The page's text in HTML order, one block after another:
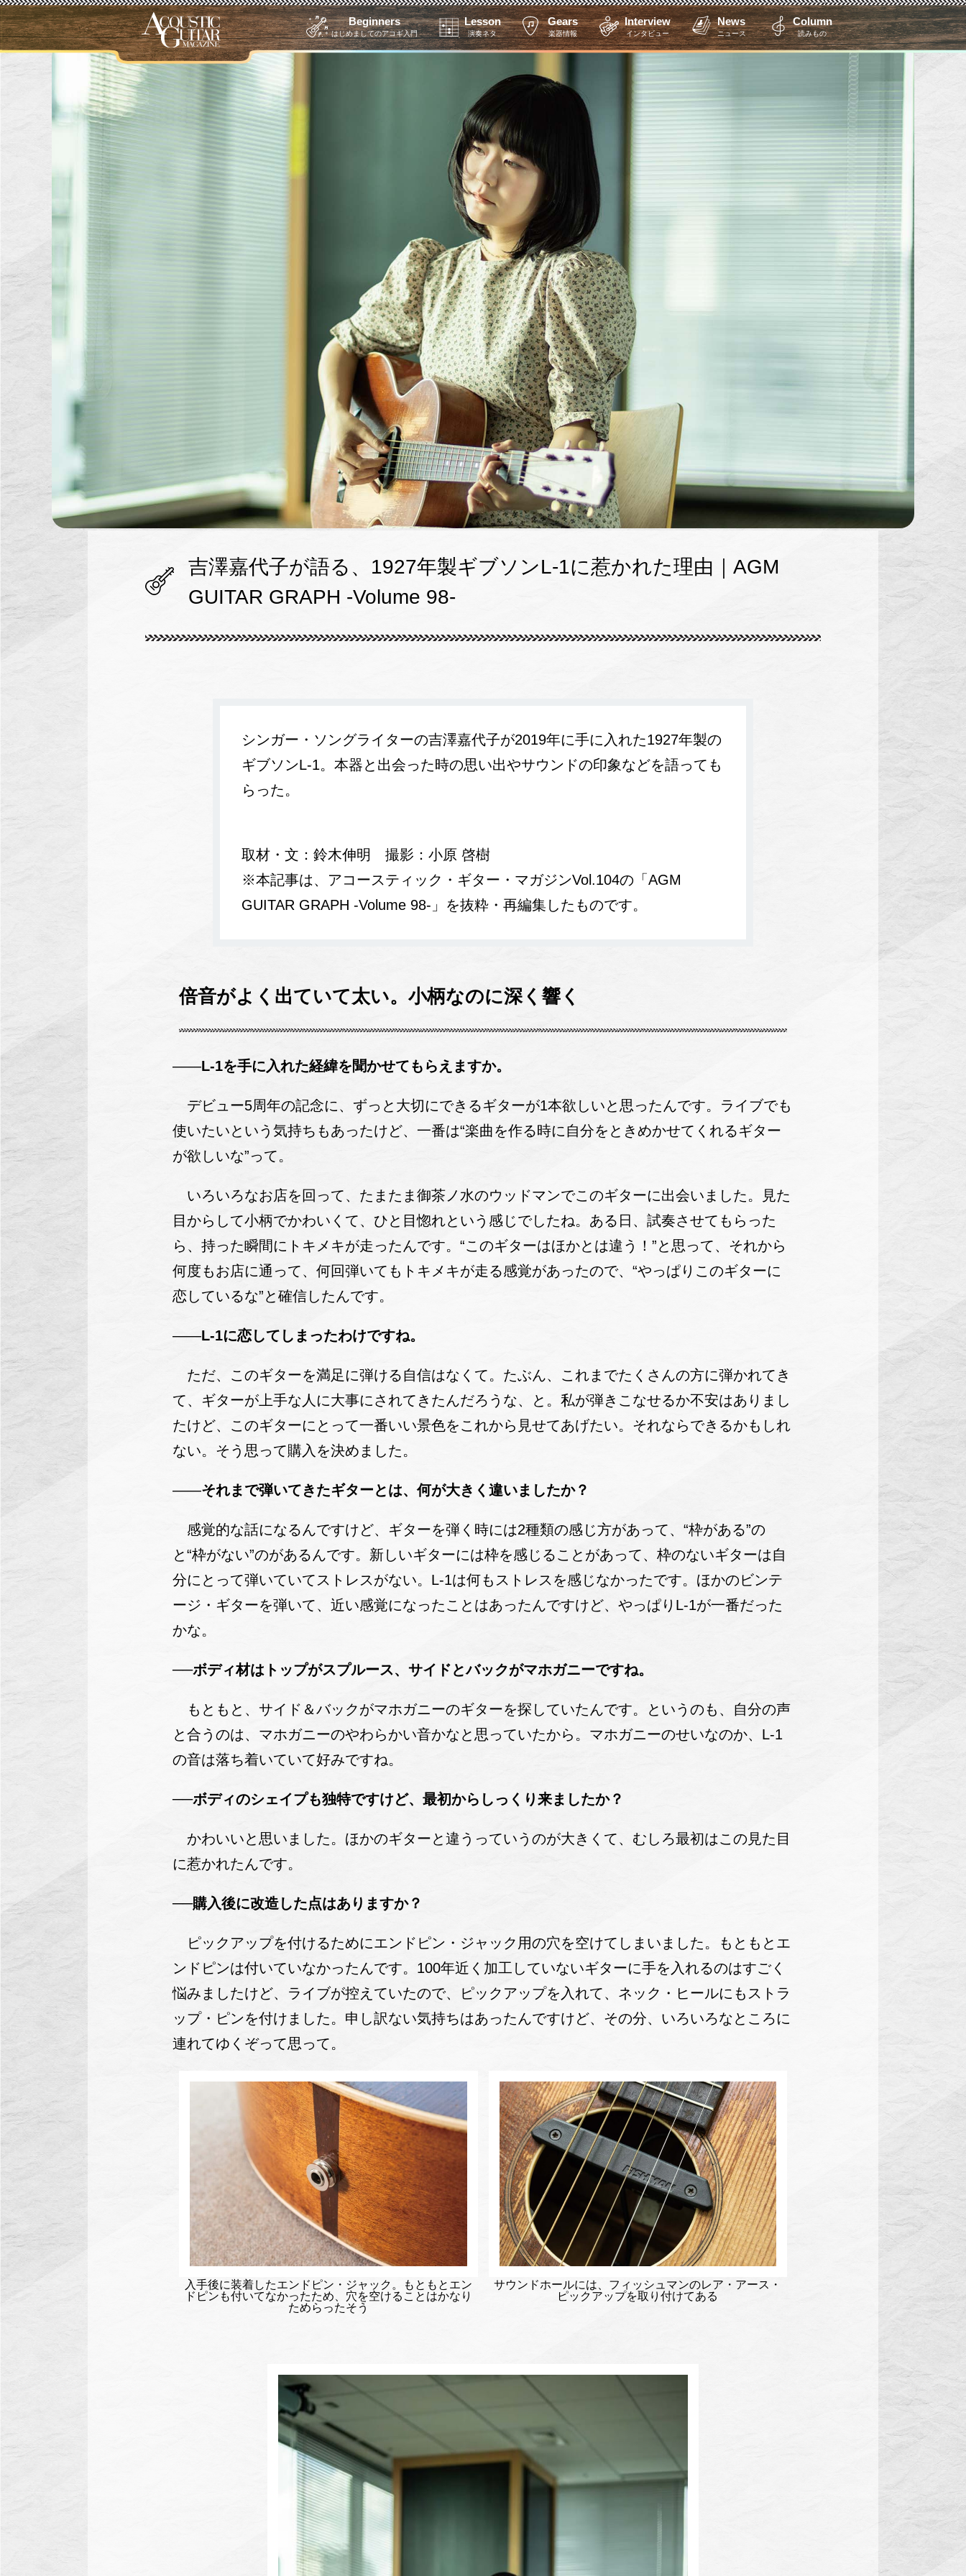
Beginners
はじめましてのアコギ入門
Lesson
演奏ネタ
Gears
楽器情報
Interview
インタビュー
News
ニュース
Column
読みもの
吉澤嘉代子が語る、1927年製ギブソンL-1に惹かれた理由｜AGM
GUITAR GRAPH -Volume 98-
シンガー・ソングライターの吉澤嘉代子が2019年に手に入れた1927年製の
ギブソンL-1。本器と出会った時の思い出やサウンドの印象などを語っても
らった。
取材・文：鈴木伸明 撮影：小原 啓樹
※本記事は、アコースティック・ギター・マガジンVol.104の「AGM
GUITAR GRAPH -Volume 98-」を抜粋・再編集したものです。
倍音がよく出ていて太い。小柄なのに深く響く
——L-1を手に入れた経緯を聞かせてもらえますか。
デビュー5周年の記念に、ずっと大切にできるギターが1本欲しいと思ったんです。ライブでも
使いたいという気持ちもあったけど、一番は“楽曲を作る時に自分をときめかせてくれるギター
が欲しいな”って。
いろいろなお店を回って、たまたま御茶ノ水のウッドマンでこのギターに出会いました。見た
目からして小柄でかわいくて、ひと目惚れという感じでしたね。ある日、試奏させてもらった
ら、持った瞬間にトキメキが走ったんです。“このギターはほかとは違う！”と思って、それから
何度もお店に通って、何回弾いてもトキメキが走る感覚があったので、“やっぱりこのギターに
恋しているな”と確信したんです。
——L-1に恋してしまったわけですね。
ただ、このギターを満足に弾ける自信はなくて。たぶん、これまでたくさんの方に弾かれてき
て、ギターが上手な人に大事にされてきたんだろうな、と。私が弾きこなせるか不安はありまし
たけど、このギターにとって一番いい景色をこれから見せてあげたい。それならできるかもしれ
ない。そう思って購入を決めました。
——それまで弾いてきたギターとは、何が大きく違いましたか？
感覚的な話になるんですけど、ギターを弾く時には2種類の感じ方があって、“枠がある”の
と“枠がない”のがあるんです。新しいギターには枠を感じることがあって、枠のないギターは自
分にとって弾いていてストレスがない。L-1は何もストレスを感じなかったです。ほかのビンテ
ージ・ギターを弾いて、近い感覚になったことはあったんですけど、やっぱりL-1が一番だった
かな。
──ボディ材はトップがスプルース、サイドとバックがマホガニーですね。
もともと、サイド＆バックがマホガニーのギターを探していたんです。というのも、自分の声
と合うのは、マホガニーのやわらかい音かなと思っていたから。マホガニーのせいなのか、L-1
の音は落ち着いていて好みですね。
──ボディのシェイプも独特ですけど、最初からしっくり来ましたか？
かわいいと思いました。ほかのギターと違うっていうのが大きくて、むしろ最初はこの見た目
に惹かれたんです。
──購入後に改造した点はありますか？
ピックアップを付けるためにエンドピン・ジャック用の穴を空けてしまいました。もともとエ
ンドピンは付いていなかったんです。100年近く加工していないギターに手を入れるのはすごく
悩みましたけど、ライブが控えていたので、ピックアップを入れて、ネック・ヒールにもストラ
ップ・ピンを付けました。申し訳ない気持ちはあったんですけど、その分、いろいろなところに
連れてゆくぞって思って。
入手後に装着したエンドピン・ジャック。もともとエン
ドピンも付いてなかったため、穴を空けることはかなり
ためらったそう
サウンドホールには、フィッシュマンのレア・アース・
ピックアップを取り付けてある